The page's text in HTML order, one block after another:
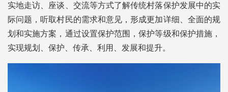
实地走访、座谈、交流等方式了解传统村落保护发展中的实
际问题，听取村民的需求和意见，形成更加详细、全面的规
划和实施方案，通过设置保护范围，保护等级和保护措施，
实现规划、保护、传承、利用、发展和提升。